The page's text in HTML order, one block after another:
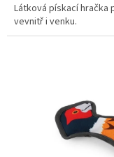
Látková pískací hračka
vevnitř i venku.